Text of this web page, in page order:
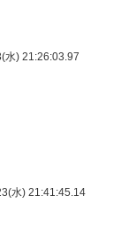
水) 21:26:03.97
水) 21:41:45.14